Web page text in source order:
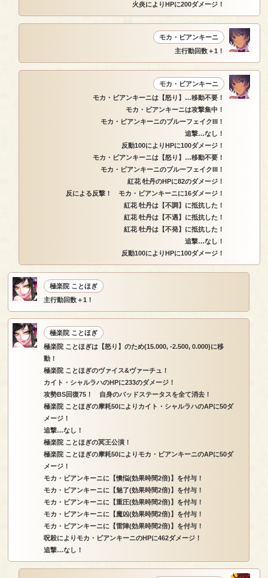
火炎によりHPに200ダメージ！
モカ・ビアンキーニ
主行動回数＋1！
モカ・ビアンキーニ
モカ・ビアンキーニは【怒り】…移動不要！
モカ・ビアンキーニは攻撃集中！
モカ・ビアンキーニのブルーフェイクIII！
追撃…なし！
反動100によりHPに100ダメージ！
モカ・ビアンキーニは【怒り】…移動不要！
モカ・ビアンキーニのブルーフェイクIII！
紅花 牡丹のHPに82のダメージ！
反による反撃！ モカ・ビアンキーニに16ダメージ！
紅花 牡丹は【不調】に抵抗した！
紅花 牡丹は【不遇】に抵抗した！
紅花 牡丹は【不発】に抵抗した！
追撃…なし！
反動100によりHPに100ダメージ！
極楽院 ことほぎ
主行動回数＋1！
極楽院 ことほぎ
極楽院 ことほぎは【怒り】のため(15.000, -2.500, 0.000)に移
動！
極楽院 ことほぎのヴァイス&ヴァーチュ！
カイト・シャルラハのHPに233のダメージ！
攻勢BS回復75！ 自身のバッドステータスを全て消去！
極楽院 ことほぎの摩耗50によりカイト・シャルラハのAPに50ダ
メージ！
追撃…なし！
極楽院 ことほぎの冥王公演！
極楽院 ことほぎの摩耗50によりモカ・ビアンキーニのAPに50ダ
メージ！
モカ・ビアンキーニに【懊悩(効果時間2倍)】を付与！
モカ・ビアンキーニに【魅了(効果時間2倍)】を付与！
モカ・ビアンキーニに【重圧(効果時間2倍)】を付与！
モカ・ビアンキーニに【魔凶(効果時間2倍)】を付与！
モカ・ビアンキーニに【雷陣(効果時間2倍)】を付与！
呪殺によりモカ・ビアンキーニのHPに462ダメージ！
追撃…なし！